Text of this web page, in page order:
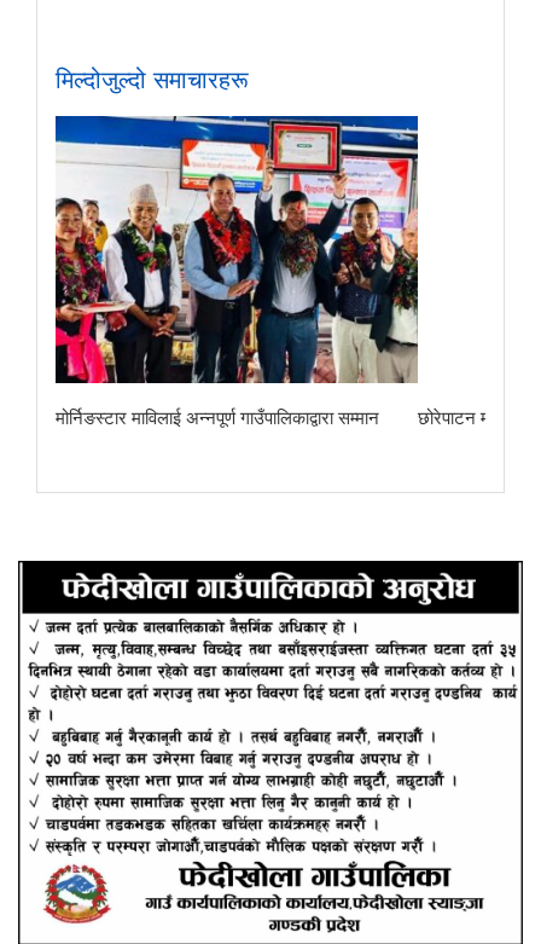
मिल्दोजुल्दो समाचारहरू
मोर्निङस्टार माविलाई अन्नपूर्ण गाउँपालिकाद्वारा सम्मान छोरेपाटन मा.